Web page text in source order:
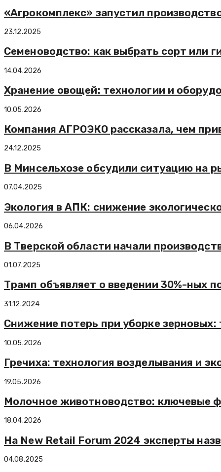
«Агрокомплекс» запустил
23.12.2025
Семеноводство: как выбрать сорт или
14.04.2026
Хранение овощей: технологии и
10.05.2026
Компания АГРОЭКО рассказала, чем
24.12.2025
В Минсельхозе обсудили ситуацию на
07.04.2025
Экология в АПК: снижение
06.04.2026
В Тверской области начали
01.07.2025
Трамп объявляет о введении 30%-ных
31.12.2024
Снижение потерь при уборке зерновых:
10.05.2026
Гречиха: технология возделывания и
19.05.2026
Молочное животноводство: ключевые
18.04.2026
На New Retail Forum 2024 эксперты
04.08.2025